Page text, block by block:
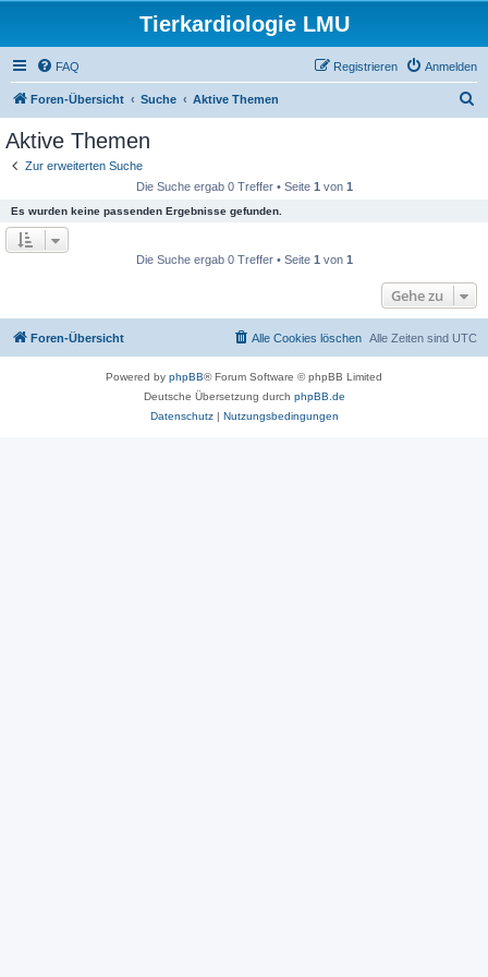
Tierkardiologie LMU
FAQ Anmelden
Registrieren
Foren-Übersicht Suche Aktive Themen
Aktive Themen
Zur erweiterten Suche
Die Suche ergab 0 Treffer • Seite 1 von 1
Es wurden keine passenden Ergebnisse gefunden.
Die Suche ergab 0 Treffer • Seite 1 von 1
Gehe zu
Foren-Übersicht Alle Zeiten sind UTC
Alle Cookies löschen
Powered by phpBB® Forum Software © phpBB Limited
Deutsche Übersetzung durch phpBB.de
Datenschutz| Nutzungsbedingungen